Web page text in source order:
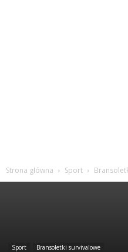
Strona główna Sport
Sport Bransoletki survivalowe